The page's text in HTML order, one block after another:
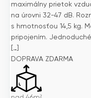
maximálny prietok
na úrovni 32-47 dB.
s hmotnosťou 14,5 kg.
pripojením.
[…]
DOPRAVA ZDARMA